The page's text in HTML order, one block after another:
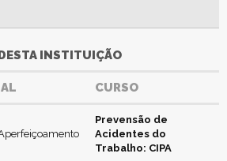
INSTITUIÇÃO
CURSO
Prevensão de
Acidentes do
Trabalho: CIPA